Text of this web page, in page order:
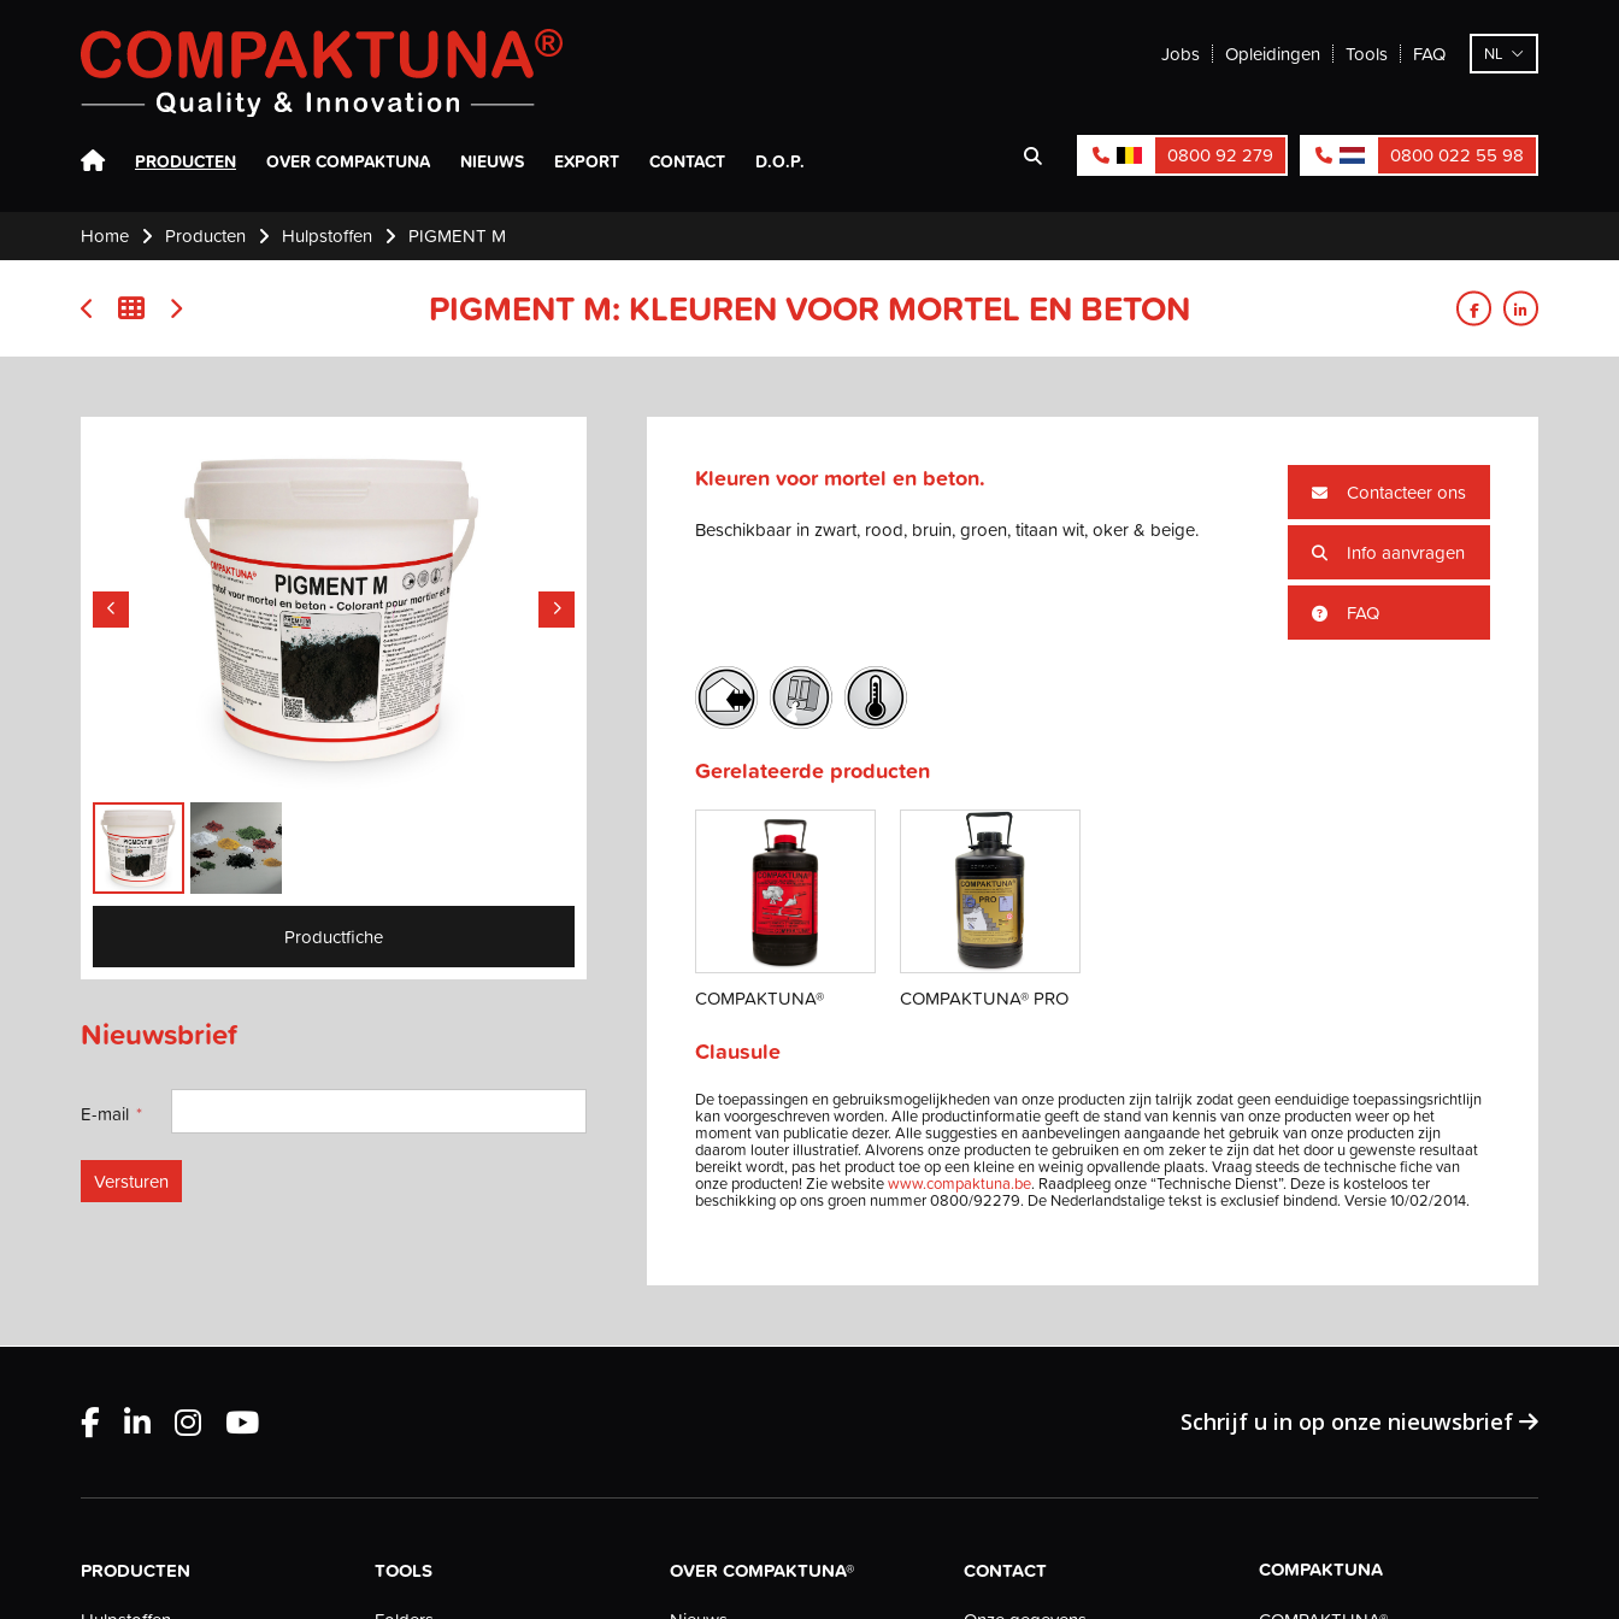
Compaktuna Jobs Opleidingen Tools FAQ NL
PRODUCTEN OVER COMPAKTUNA NIEUWS EXPORT CONTACT D.O.P. 0800 92 279 0800 022 55 98
Home Producten Hulpstoffen PIGMENT M
PIGMENT M: KLEUREN VOOR MORTEL EN BETON
Productfiche
Nieuwsbrief
E-mail
Versturen
Kleuren voor mortel en beton.
Beschikbaar in zwart, rood, bruin, groen, titaan wit, oker & beige.
Contacteer ons
Info aanvragen
FAQ
Gerelateerde producten
COMPAKTUNA® COMPAKTUNA® PRO
Clausule
De toepassingen en gebruiksmogelijkheden van onze producten zijn talrijk zodat geen eenduidige toepassingsrichtlijn
kan voorgeschreven worden. Alle productinformatie geeft de stand van kennis van onze producten weer op het
moment van publicatie dezer. Alle suggesties en aanbevelingen aangaande het gebruik van onze producten zijn
daarom louter illustratief. Alvorens onze producten te gebruiken en om zeker te zijn dat het door u gewenste resultaat
bereikt wordt, pas het product toe op een kleine en weinig opvallende plaats. Vraag steeds de technische fiche van
onze producten! Zie websitewww.compaktuna.be. Raadpleeg onze “Technische Dienst”. Deze is kosteloos ter
beschikking op ons groen nummer 0800/92279. De Nederlandstalige tekst is exclusief bindend. Versie 10/02/2014.
Schrijf u in op onze nieuwsbrief
PRODUCTEN
TOOLS
OVER COMPAKTUNA®
CONTACT
COMPAKTUNA